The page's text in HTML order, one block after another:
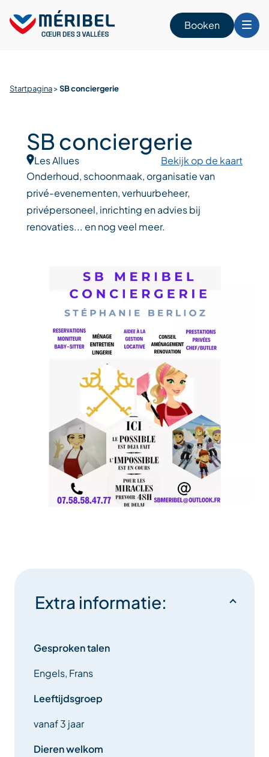
content
Booken
Startpagina>SB conciergerie
Extra informatie:
Gesproken talen
Engels, Frans
Leeftijdsgroep
vanaf 3 jaar
Dieren welkom
SB conciergerie
Les Allues
Bekijk op de kaart
Onderhoud, schoonmaak, organisatie van
privé-evenementen, verhuurbeheer,
privépersoneel, inrichting en advies bij
renovaties... en nog veel meer.